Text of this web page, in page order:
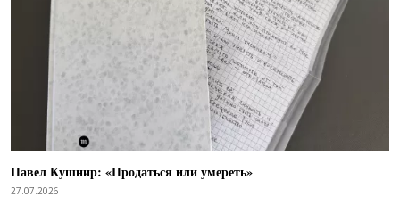
Павел Кушнир: «Продаться или умереть»
27.07.2026